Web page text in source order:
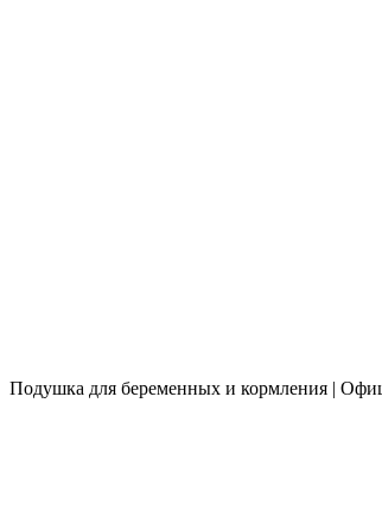
Подушка для беременных и кормления |